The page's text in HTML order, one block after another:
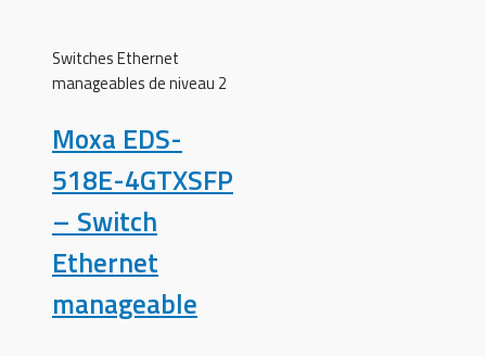
Switches Ethernet
manageables de niveau 2
Moxa EDS-
518E-4GTXSFP
– Switch
Ethernet
manageable